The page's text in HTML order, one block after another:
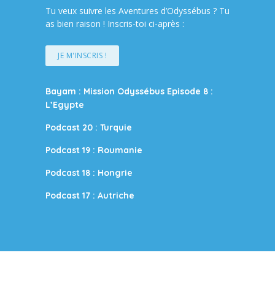
Tu veux suivre les Aventures d’Odyssébus ? Tu
as bien raison ! Inscris-toi ci-après :
JE M'INSCRIS !
Bayam : Mission Odyssébus Episode 8 :
L’Egypte
Podcast 20 : Turquie
Podcast 19 : Roumanie
Podcast 18 : Hongrie
Podcast 17 : Autriche